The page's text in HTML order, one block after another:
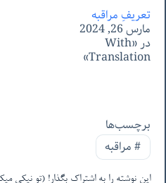
تعریفِ مراقبه
مارس 26, 2024
در «With
Translation»
برچسب‌ها
#مراقبه
این نوشته را به اشتراک بگذار! (تو نیکی